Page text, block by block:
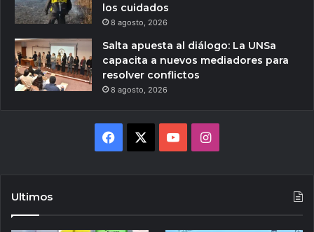
los cuidados
8 agosto, 2026
Salta apuesta al diálogo: La UNSa
capacita a nuevos mediadores para
resolver conflictos
8 agosto, 2026
Facebook YouTubeInstagram
Ultimos